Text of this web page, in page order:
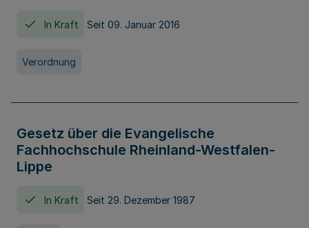
In Kraft Seit 09. Januar 2016
Verordnung
Gesetz über die Evangelische
Fachhochschule Rheinland-Westfalen-
Lippe
In Kraft Seit 29. Dezember 1987